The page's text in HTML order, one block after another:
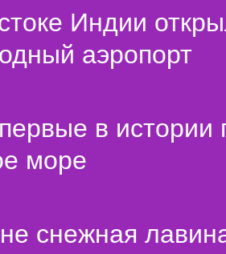
Индии
аэропорт
в истории
море
снежная